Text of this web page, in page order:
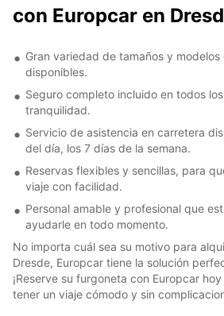
con Europcar en
Gran variedad de tamaños y
disponibles.
Seguro completo incluido en todos
tranquilidad.
Servicio de asistencia en carretera
del día, los 7 días de la semana.
Reservas flexibles y sencillas, para
viaje con facilidad.
Personal amable y profesional que
ayudarle en todo momento.
No importa cuál sea su motivo para
Dresde, Europcar tiene la solución
¡Reserve su furgoneta con Europcar
tener un viaje cómodo y sin